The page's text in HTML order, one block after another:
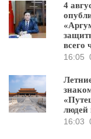
4
всего
16:05
людей
16:03